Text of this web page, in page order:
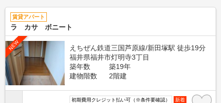
賃貸アパート
ラ カサ ボニート
NEW
えちぜん鉄道三国芦原線/新田塚駅 徒歩19分
福井県福井市灯明寺3丁目
築年数
築19年
建物階数
2階建
初期費用クレジット払い可（※条件要確認）
新着